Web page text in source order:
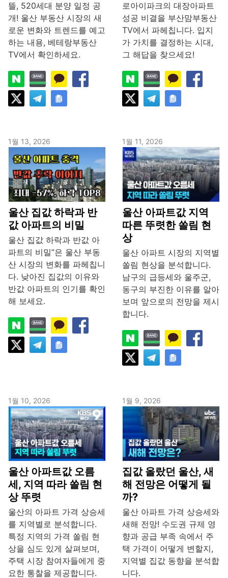
뜰, 520세대 분양 일정 공
개! 울산 부동산 시장의 새
로운 변화와 트렌드를 예고
하는 내용, 베테랑부동산
TV에서 확인하세요.
로아이파크의 대장아파트
성공 비결을 부산맘부동산
TV에서 파헤칩니다. 입지
가 가치를 결정하는 시대,
그 해답을 찾으세요!
1월 13, 2026
울산 집값 하락과 반
값 아파트의 비밀
울산 집값 하락과 반값 아
파트의 비밀”은 울산 부동
산 시장의 변화를 파헤칩니
다. 낮아진 집값의 이유와
반값 아파트의 인기를 확인
해 보세요.
1월 11, 2026
울산 아파트값 지역
따른 뚜렷한 쏠림 현
상
울산 아파트 시장의 지역별
쏠림 현상을 분석합니다.
남구의 급등세와 울주군,
동구의 부진한 이유를 알아
보며 앞으로의 전망을 제시
합니다.
1월 10, 2026
울산 아파트값 오름
세, 지역 따라 쏠림 현
상 뚜렷
울산의 아파트 가격 상승세
를 지역별로 분석합니다.
특정 지역의 가격 쏠림 현
상을 심도 있게 살펴보며,
주택 시장 참여자들에게 중
요한 통찰을 제공합니다.
1월 9, 2026
집값 올랐던 울산, 새
해 전망은 어떻게 될
까?
울산 아파트 가격 상승세와
새해 전망! 수도권 규제 영
향과 공급 부족 속에서 주
택 가격이 어떻게 변할지,
지역별 집값 동향을 분석합
니다.